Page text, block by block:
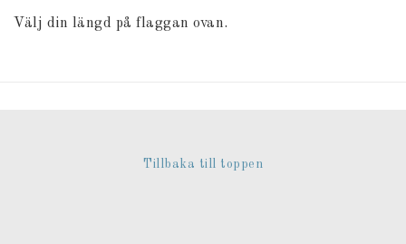
Välj din längd på flaggan ovan.
Tillbaka till toppen